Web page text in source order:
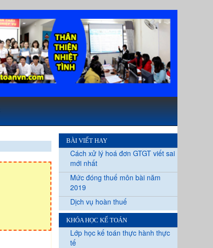
BÀI VIẾT HAY
Cách xử lý hoá đơn GTGT viết sai
mới nhất
Mức đóng thuế môn bài năm
2019
Dịch vụ hoàn thuế
KHÓA HỌC KẾ TOÁN
Lớp học kế toán thực hành thực
tế